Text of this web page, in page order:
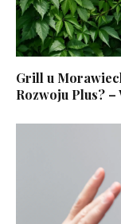
Grill u
Rozwoju Plus? –